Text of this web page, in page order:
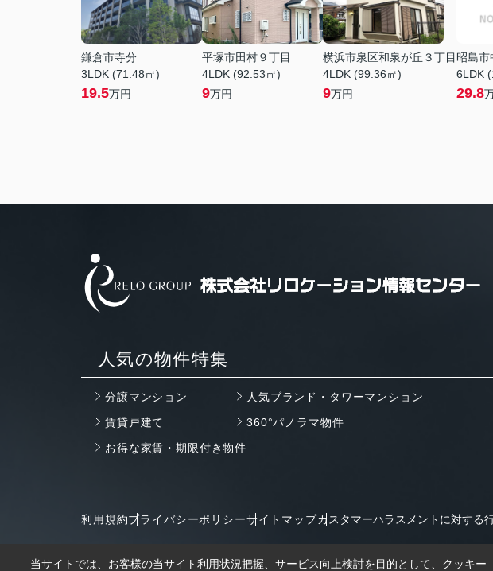
鎌倉市寺分
3LDK (71.48㎡)
19.5万円
平塚市田村９丁目
4LDK (92.53㎡)
9万円
横浜市泉区和泉が丘３丁目
4LDK (99.36㎡)
9万円
昭島市
6LDK
29.8
人気の物件特集
分譲マンション
賃貸戸建て
お得な家賃・期限付き物件
人気ブランド・タワーマンション
360°パノラマ物件
利用規約プライバシーポリシーサイトマップカスタマーハラスメントに対する
当サイトでは、お客様の当サイト利用状況把握、サービス向上検討を目的として、クッキー